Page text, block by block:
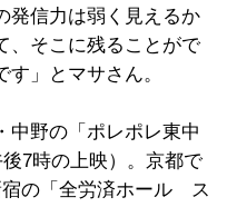
発信力は弱く見えるか
、そこに残ることがで
」とマサさん。
野の「ポレポレ東中
7時の上映）。京都で
宿の「全労済ホール ス